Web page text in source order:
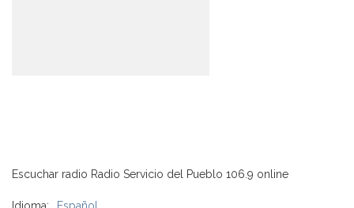
Escuchar radio Radio Servicio del Pueblo 106.9 online
Idioma:
Español